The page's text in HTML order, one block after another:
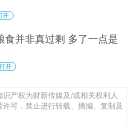
开
食并非真过剩 多了一点是
开
产权为财新传媒及/或相关权利人
可，禁止进行转载、摘编、复制及